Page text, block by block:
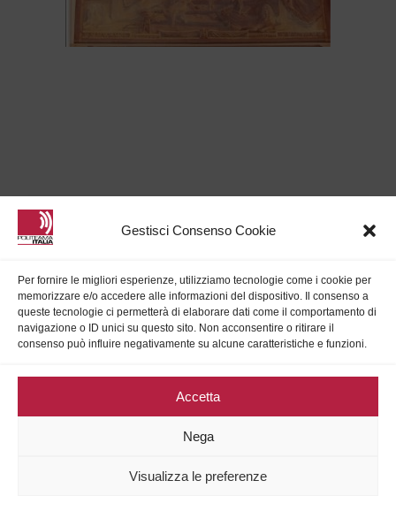
Gestisci Consenso Cookie
Per fornire le migliori esperienze, utilizziamo tecnologie come i cookie per
memorizzare e/o accedere alle informazioni del dispositivo. Il consenso a
queste tecnologie ci permetterà di elaborare dati come il comportamento di
navigazione o ID unici su questo sito. Non acconsentire o ritirare il
consenso può influire negativamente su alcune caratteristiche e funzioni.
Accetta
Nega
Visualizza le preferenze
PRIVACY